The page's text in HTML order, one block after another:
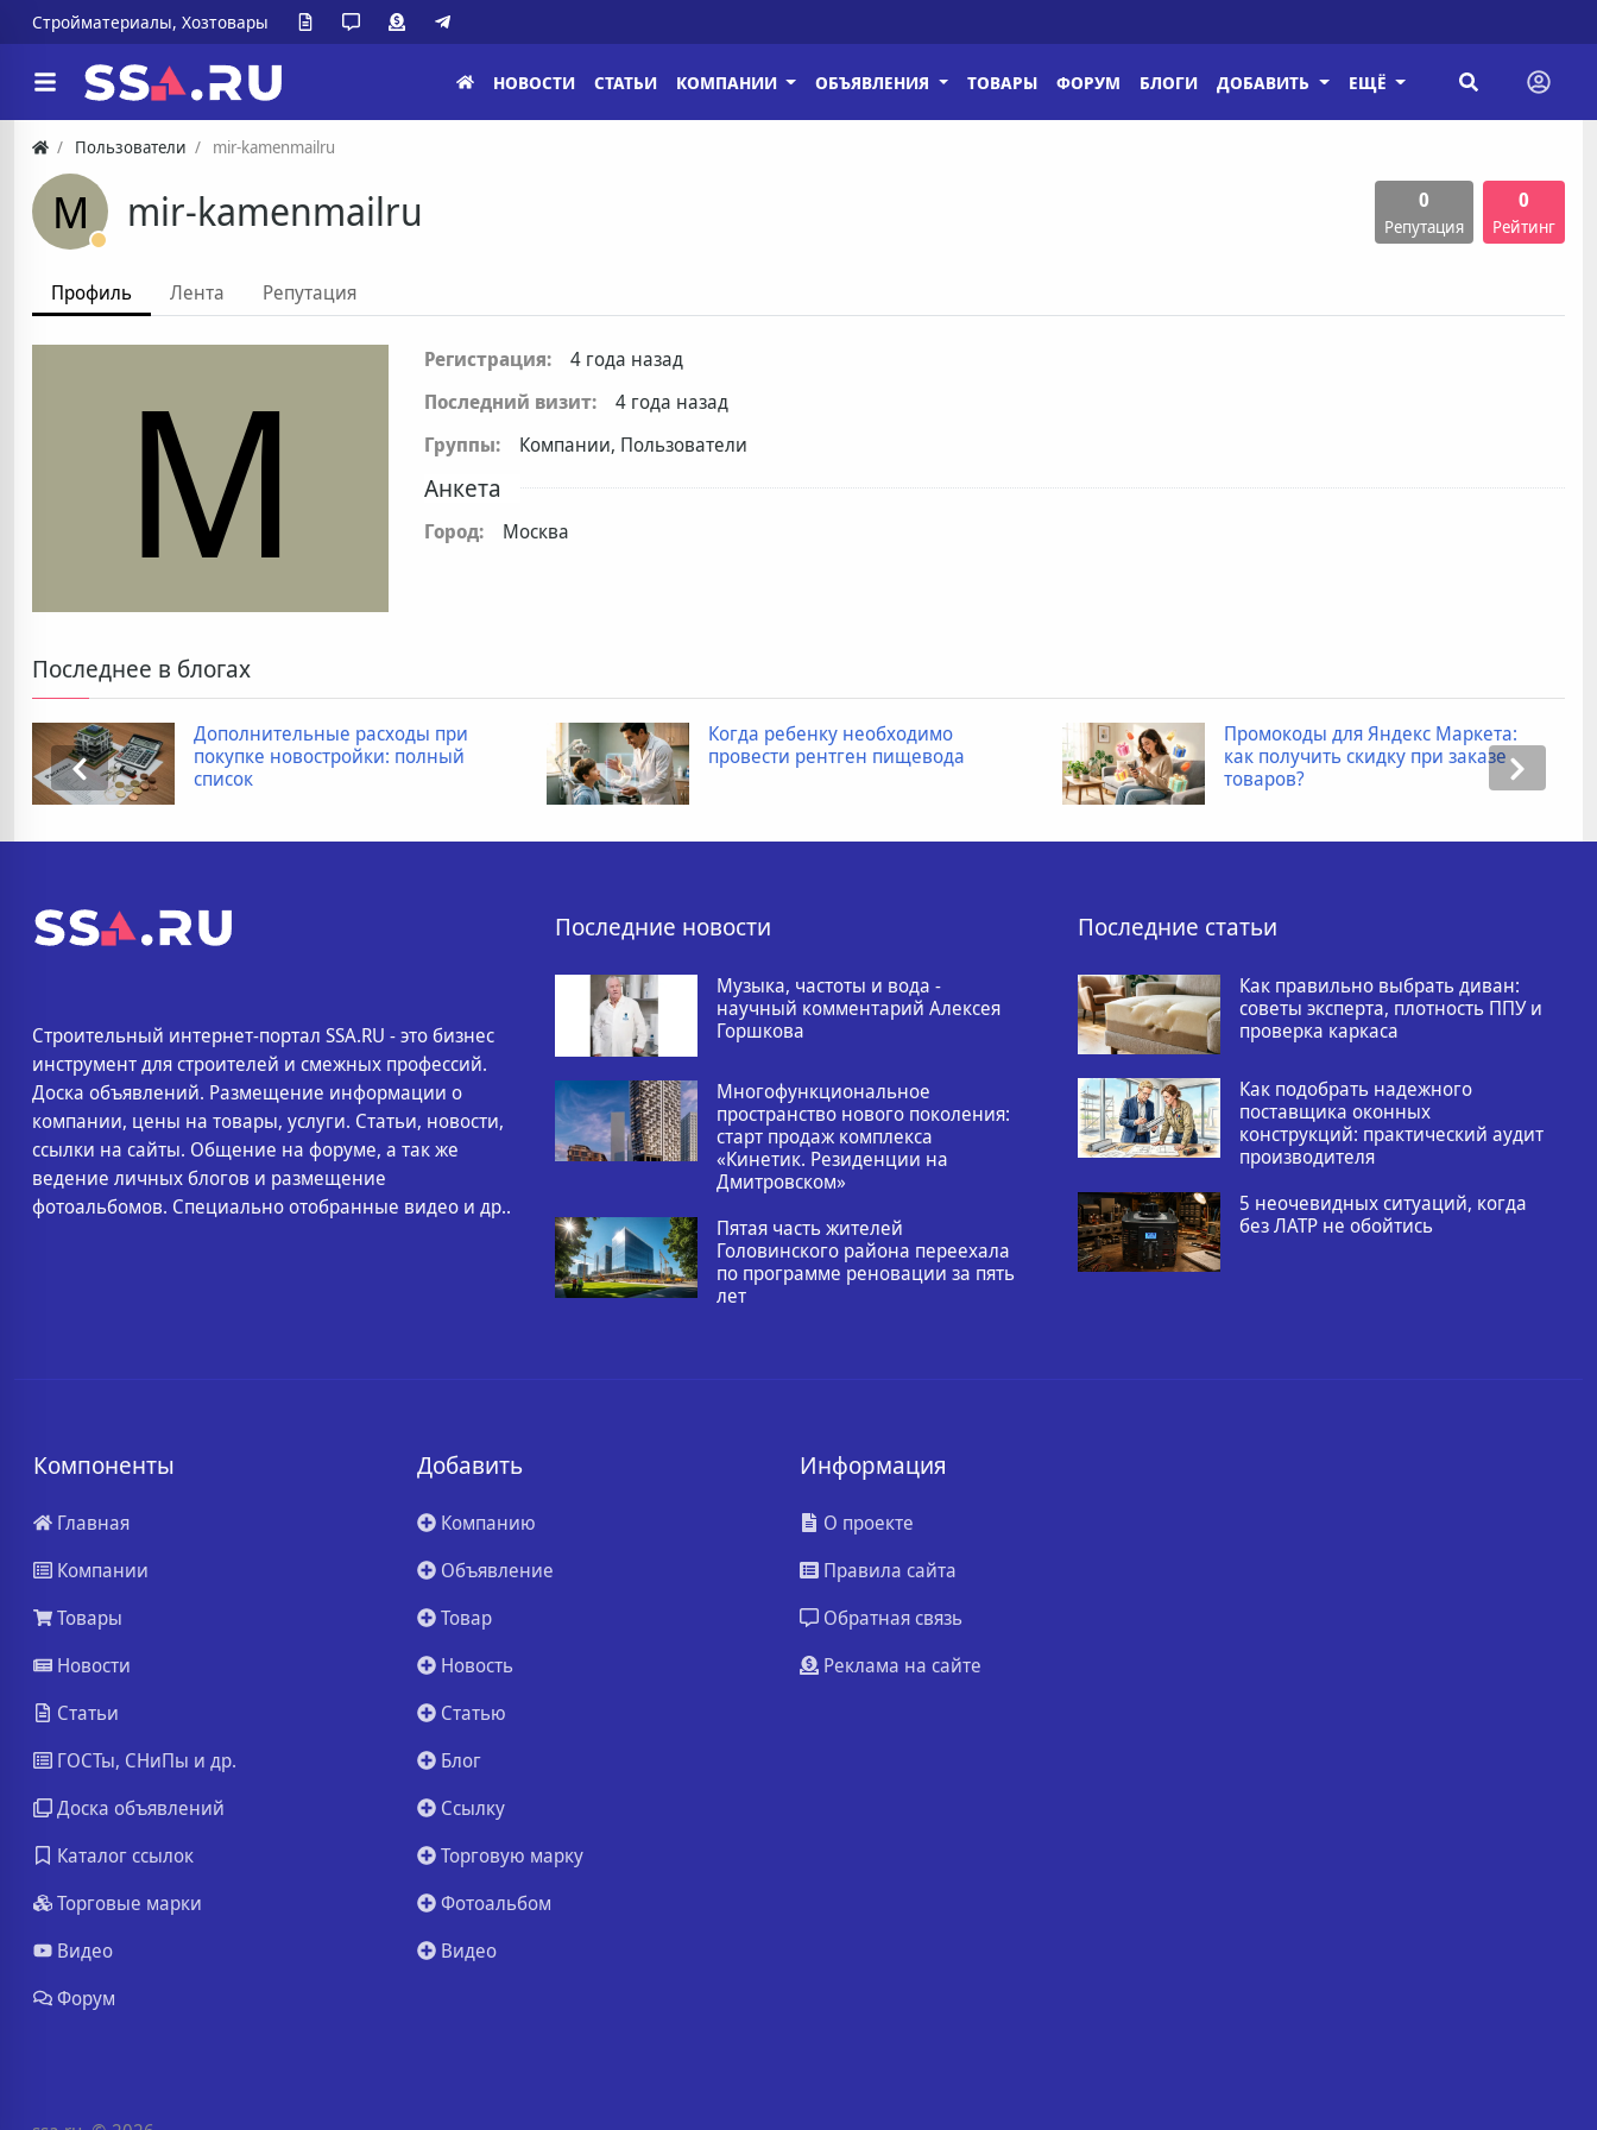
Стройматериалы, Хозтовары
НОВОСТИ СТАТЬИ КОМПАНИИ ОБЪЯВЛЕНИЯ ТОВАРЫ ФОРУМ БЛОГИ ДОБАВИТЬ ЕЩЁ
Пользователи mir-kamenmailru
M mir-kamenmailru 0
Репутация
0
Рейтинг
Профиль Лента Репутация
M Регистрация:
4 года назад
Последний визит:
4 года назад
Группы:
Компании, Пользователи
Анкета
Город: Москва
Последнее в блогах
Дополнительные расходы при
покупке новостройки: полный
список
Когда ребенку необходимо
провести рентген пищевода
Промокоды для Яндекс Маркета:
как получить скидку при заказе
товаров?
Строительный интернет-портал SSA.RU - это бизнес
инструмент для строителей и смежных профессий.
Доска объявлений. Размещение информации о
компании, цены на товары, услуги. Статьи, новости,
ссылки на сайты. Общение на форуме, а так же
ведение личных блогов и размещение
фотоальбомов. Специально отобранные видео и др..
Последние новости
Музыка, частоты и вода -
научный комментарий Алексея
Горшкова
Многофункциональное
пространство нового поколения:
старт продаж комплекса
«Кинетик. Резиденции на
Дмитровском»
Пятая часть жителей
Головинского района переехала
по программе реновации за пять
лет
Последние статьи
Как правильно выбрать диван:
советы эксперта, плотность ППУ и
проверка каркаса
Как подобрать надежного
поставщика оконных
конструкций: практический аудит
производителя
5 неочевидных ситуаций, когда
без ЛАТР не обойтись
Компоненты
Главная
Компании
Товары
Новости
Статьи
ГОСТы, СНиПы и др.
Доска объявлений
Каталог ссылок
Торговые марки
Видео
Форум
Добавить
Компанию
Объявление
Товар
Новость
Статью
Блог
Ссылку
Торговую марку
Фотоальбом
Видео
Информация
О проекте
Правила сайта
Обратная связь
Реклама на сайте